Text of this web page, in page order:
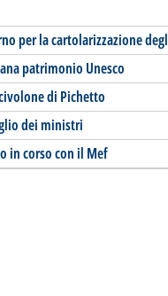
per la cartolarizzazione
patrimonio Unesco
di Pichetto
dei ministri
in corso con il Mef